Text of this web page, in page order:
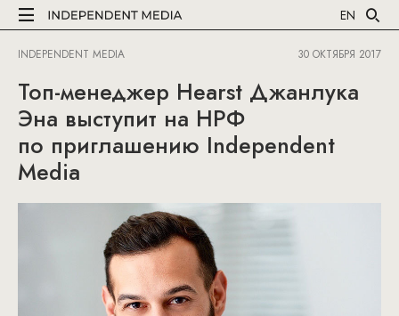
EN
INDEPENDENT MEDIA 30 ОКТЯБРЯ 2017
Топ-менеджер Hearst Джанлука
Эна выступит на НРФ
по приглашению Independent
Media